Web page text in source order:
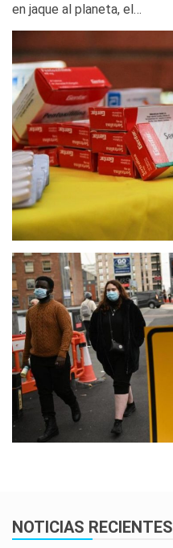
en jaque al planeta, el…
NOTICIAS RECIENTES